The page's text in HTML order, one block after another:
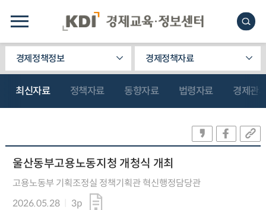
경제정책정보 경제정책자료
최신자료 정책자료 동향자료 법령자료 경제관
울산동부고용노동지청 개청식 개최
고용노동부 기획조정실 정책기획관 혁신행정담당관
2026.05.28
3p